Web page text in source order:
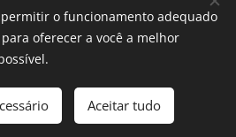
3.568 - sala 101 - Capoeiras
002 - Florianópolis
| WhatsApp 48 99906-5917
Webnode
o funcionamento adequado
oferecer a você a melhor
Aceitar tudo